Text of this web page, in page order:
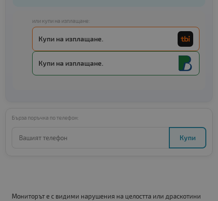
или купи на изплащане:
Купи на изплащане.
Купи на изплащане.
Бърза поръчка по телефон:
Купи
Мониторът е с видими нарушения на целостта или драскотини